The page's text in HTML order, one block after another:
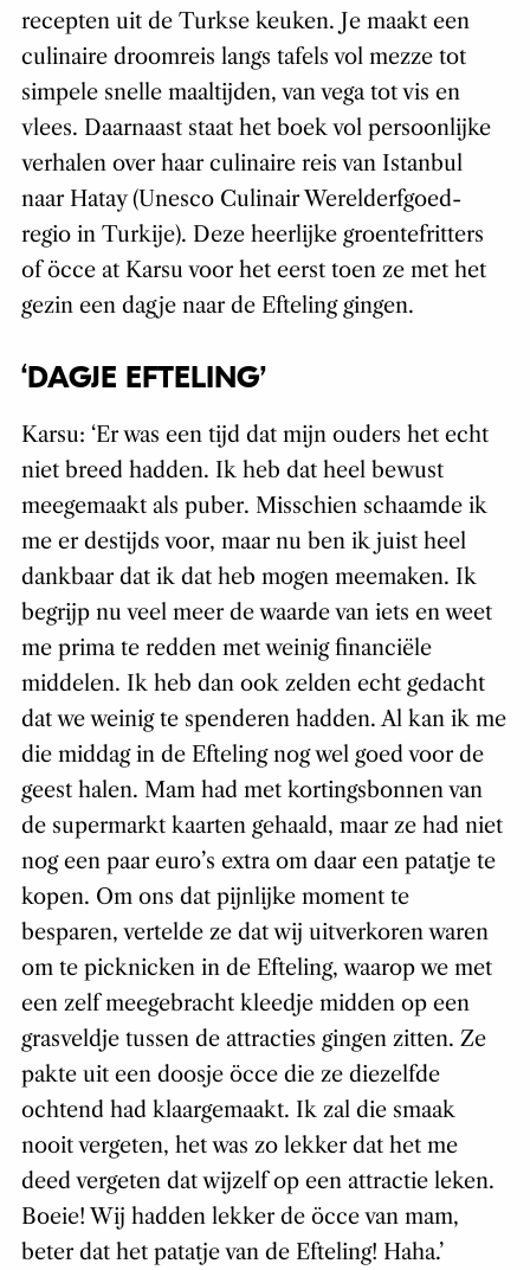
recepten uit de Turkse keuken. Je maakt een
culinaire droomreis langs tafels vol mezze tot
simpele snelle maaltijden, van vega tot vis en
vlees. Daarnaast staat het boek vol persoonlijke
verhalen over haar culinaire reis van Istanbul
naar Hatay (Unesco Culinair Werelderfgoed-
regio in Turkije). Deze heerlijke groentefritters
of öcce at Karsu voor het eerst toen ze met het
gezin een dagje naar de Efteling gingen.
‘DAGJE EFTELING’
Karsu: ‘Er was een tijd dat mijn ouders het echt
niet breed hadden. Ik heb dat heel bewust
meegemaakt als puber. Misschien schaamde ik
me er destijds voor, maar nu ben ik juist heel
dankbaar dat ik dat heb mogen meemaken. Ik
begrijp nu veel meer de waarde van iets en weet
me prima te redden met weinig financiële
middelen. Ik heb dan ook zelden echt gedacht
dat we weinig te spenderen hadden. Al kan ik me
die middag in de Efteling nog wel goed voor de
geest halen. Mam had met kortingsbonnen van
de supermarkt kaarten gehaald, maar ze had niet
nog een paar euro’s extra om daar een patatje te
kopen. Om ons dat pijnlijke moment te
besparen, vertelde ze dat wij uitverkoren waren
om te picknicken in de Efteling, waarop we met
een zelf meegebracht kleedje midden op een
grasveldje tussen de attracties gingen zitten. Ze
pakte uit een doosje öcce die ze diezelfde
ochtend had klaargemaakt. Ik zal die smaak
nooit vergeten, het was zo lekker dat het me
deed vergeten dat wijzelf op een attractie leken.
Boeie! Wij hadden lekker de öcce van mam,
beter dat het patatje van de Efteling! Haha.’